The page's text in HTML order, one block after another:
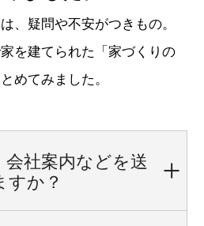
、疑問や不安がつきもの。
を建てられた「家づくりの
めてみました。
社案内などを送
すか？